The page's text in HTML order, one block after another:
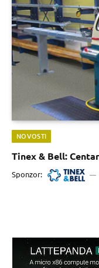
NOVOSTI
Tinex & Bell:
Sponzor: